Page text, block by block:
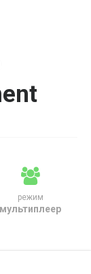
режим
мультиплеер